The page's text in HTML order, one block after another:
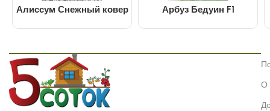
Алиссум Снежный ковер Арбуз Бедуин F1
О